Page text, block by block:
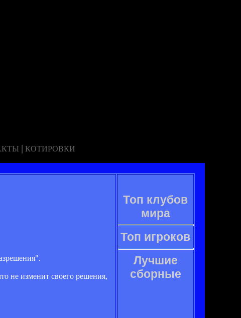
| КОТИРОВКИ
не изменит своего решения,
Топ клубов
мира
Топ игроков
Лучшие
сборные